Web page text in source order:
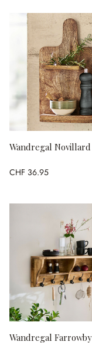
Wandregal Novillard
CHF 36.95
Wandregal Farrowby